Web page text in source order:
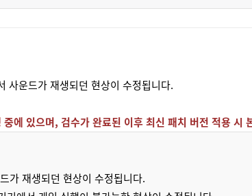
운드가 재생되던 현상이 수정됩니다.
에 있으며, 검수가 완료된 이후 최신 패치 버전 적용 시
가 재생되던 현상이 수정됩니다.